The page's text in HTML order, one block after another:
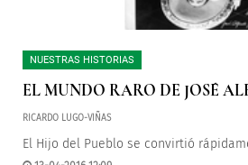
NUESTRAS HISTORIAS
EL MUNDO RARO DE JOSÉ
RICARDO LUGO-VIÑAS
El Hijo del Pueblo se convirtió